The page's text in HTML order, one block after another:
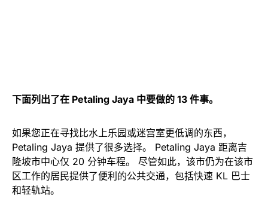
下面列出了在 Petaling Jaya 中要做的 13 件事。
如果您正在寻找比水上乐园或迷宫室更低调的东西，
Petaling Jaya 提供了很多选择。 Petaling Jaya 距离吉
隆坡市中心仅 20 分钟车程。 尽管如此，该市仍为在该市
区工作的居民提供了便利的公共交通，包括快速 KL 巴士
和轻轨站。